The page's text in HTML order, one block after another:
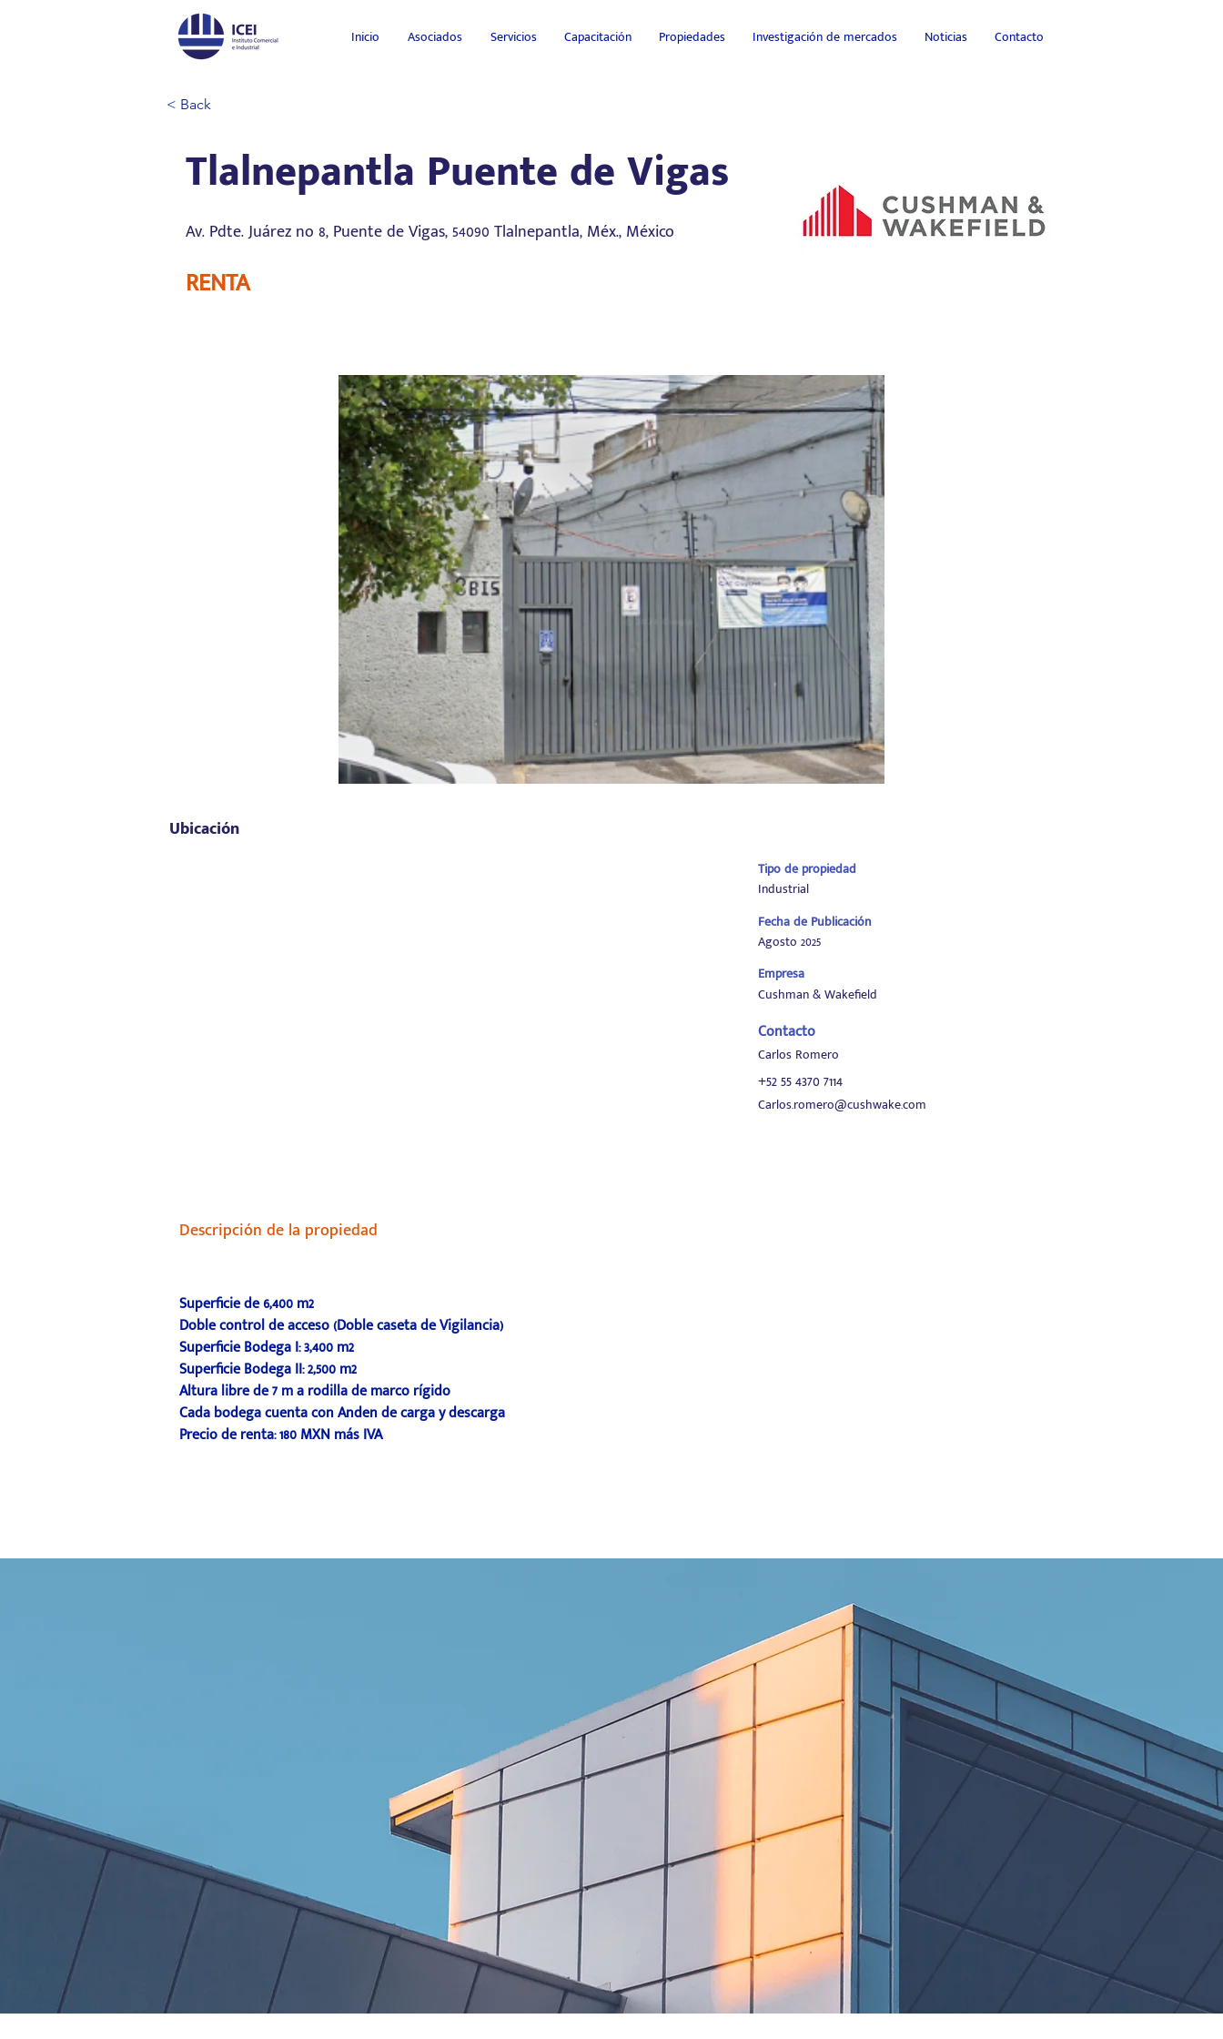
Inicio Asociados Servicios Capacitación Propiedades Investigación de mercados Noticias Contacto
< Back
Tlalnepantla Puente de Vigas
Av. Pdte. Juárez no 8, Puente de Vigas, 54090 Tlalnepantla, Méx., México
RENTA
Ubicación
Tipo de propiedad
Industrial
Fecha de Publicación
Agosto 2025
Cushman & Wakefield
Empresa
Contacto
Carlos Romero
+52 55 4370 7114
Carlos.romero@cushwake.com
Descripción de la propiedad
Superficie de 6,400 m2
Doble control de acceso (Doble caseta de Vigilancia)
Superficie Bodega I: 3,400 m2
Superficie Bodega II: 2,500 m2
Altura libre de 7 m a rodilla de marco rígido
Cada bodega cuenta con Anden de carga y descarga
Precio de renta: 180 MXN más IVA